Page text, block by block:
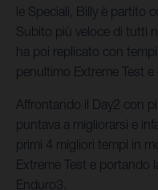
le Speciali, Billy è partito
Subito più veloce di tutti
ha poi replicato con
penultimo Extreme Test
Affrontando il Day2 con
puntava a migliorarsi e
primi 4 migliori tempi in
Extreme Test e portando
Enduro3.